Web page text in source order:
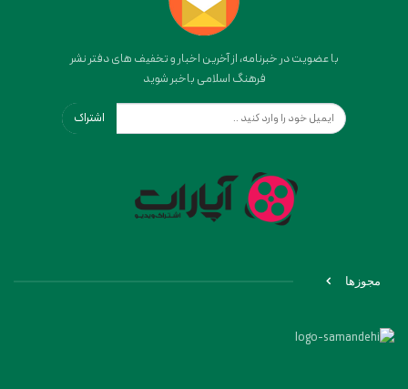
با عضویت در خبرنامه، از آخرین اخبار و تخفیف های دفتر نشر
فرهنگ اسلامی باخبر شوید
اشتراک
مجوزها